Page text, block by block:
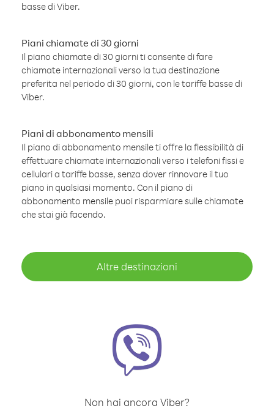
basse di Viber.
Piani chiamate di 30 giorni
Il piano chiamate di 30 giorni ti consente di fare
chiamate internazionali verso la tua destinazione
preferita nel periodo di 30 giorni, con le tariffe basse di
Viber.
Piani di abbonamento mensili
Il piano di abbonamento mensile ti offre la flessibilità di
effettuare chiamate internazionali verso i telefoni fissi e
cellulari a tariffe basse, senza dover rinnovare il tuo
piano in qualsiasi momento. Con il piano di
abbonamento mensile puoi risparmiare sulle chiamate
che stai già facendo.
Altre destinazioni
Non hai ancora Viber?